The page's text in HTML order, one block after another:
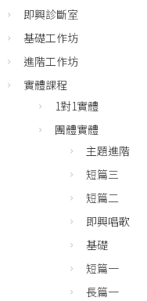
即興診斷室
基礎工作坊
進階工作坊
實體課程
1對1實體
團體實體
主題進階
短篇三
短篇二
即興唱歌
基礎
短篇一
長篇一